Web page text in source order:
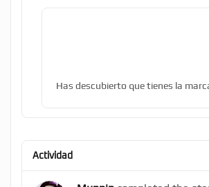
Has descubierto que tienes la
Actividad